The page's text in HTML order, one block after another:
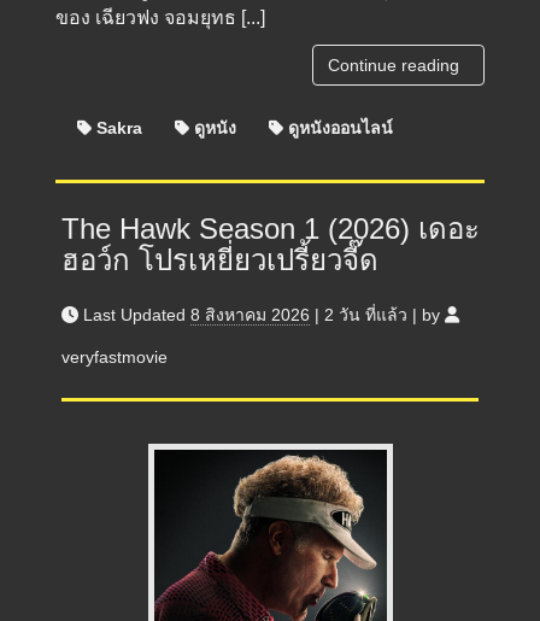
ของ เฉียวฟง จอมยุทธ [...]
Continue reading
Sakra ดูหนัง ดูหนังออนไลน์
The Hawk Season 1 (2026) เดอะ
ฮอว์ก โปรเหยี่ยวเปรี้ยวจี๊ด
Last Updated 8 สิงหาคม 2026 | 2 วัน ที่แล้ว | by
veryfastmovie